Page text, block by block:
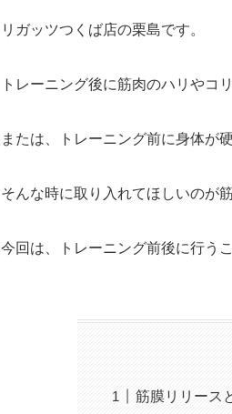
リガッツつくば店の栗島です。
トレーニング後に筋肉のハリやコ
または、トレーニング前に身体が
そんな時に取り入れてほしいのが
今回は、トレーニング前後に行う
筋膜リリース